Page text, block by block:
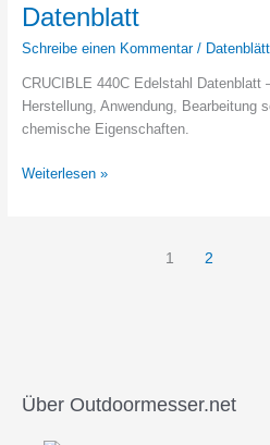
Datenblatt
Schreibe einen Kommentar /
CRUCIBLE 440C Edelstahl Datenblatt
Herstellung, Anwendung, Bearbeitung
chemische Eigenschaften.
CRUCIBLE
Weiterlesen »
1 2
Über Outdoormesser.net